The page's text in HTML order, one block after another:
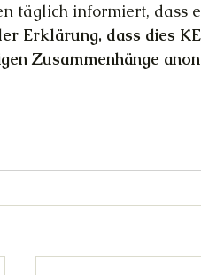
täglich informiert, dass
Erklärung, dass dies
Zusammenhänge